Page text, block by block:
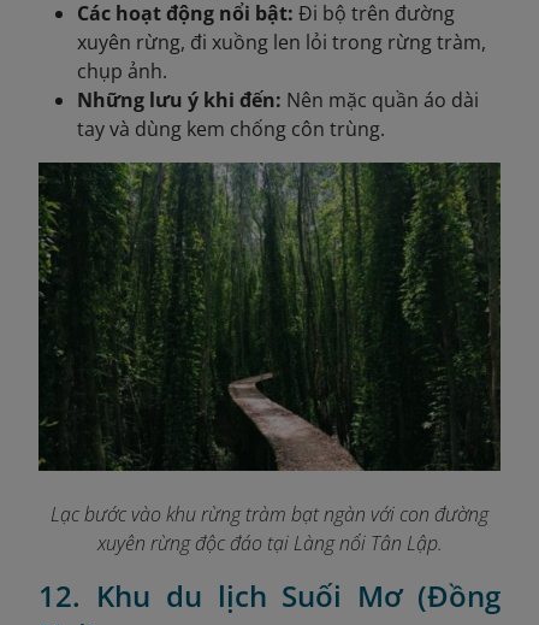
Các hoạt động nổi bật: Đi bộ trên đường
xuyên rừng, đi xuồng len lỏi trong rừng tràm,
chụp ảnh.
Những lưu ý khi đến: Nên mặc quần áo dài
tay và dùng kem chống côn trùng.
Lạc bước vào khu rừng tràm bạt ngàn với con đường
xuyên rừng độc đáo tại Làng nổi Tân Lập.
12. Khu du lịch Suối Mơ (Đồng